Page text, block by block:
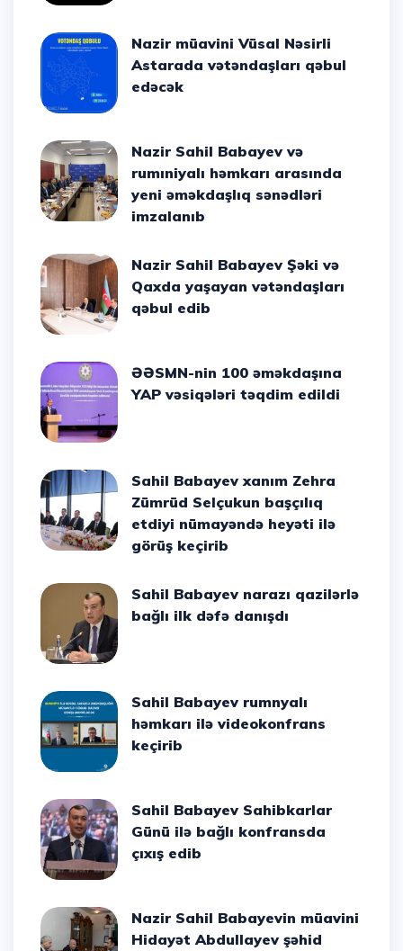
Nazir müavini Vüsal Nəsirli
Astarada vətəndaşları qəbul
edəcək
Nazir Sahil Babayev və
rumıniyalı həmkarı arasında
yeni əməkdaşlıq sənədləri
imzalanıb
Nazir Sahil Babayev Şəki və
Qaxda yaşayan vətəndaşları
qəbul edib
ƏƏSMN-nin 100 əməkdaşına
YAP vəsiqələri təqdim edildi
Sahil Babayev xanım Zehra
Zümrüd Selçukun başçılıq
etdiyi nümayəndə heyəti ilə
görüş keçirib
Sahil Babayev narazı qazilərlə
bağlı ilk dəfə danışdı
Sahil Babayev rumnyalı
həmkarı ilə videokonfrans
keçirib
Sahil Babayev Sahibkarlar
Günü ilə bağlı konfransda
çıxış edib
Nazir Sahil Babayevin müavini
Hidayət Abdullayev şəhid